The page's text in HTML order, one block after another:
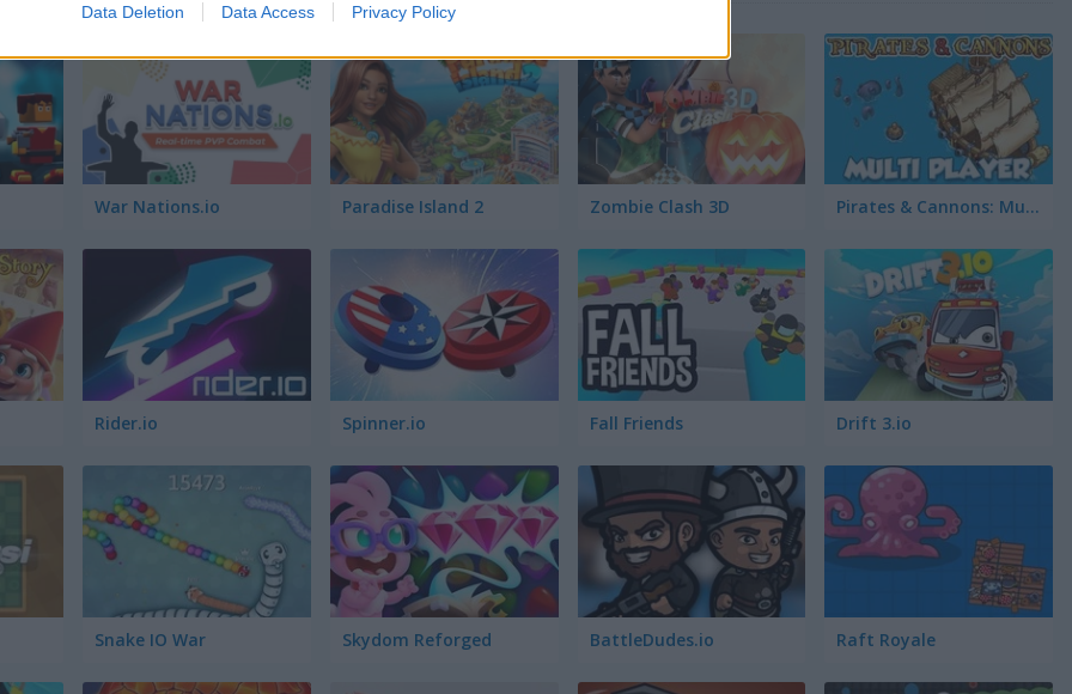
Data Deletion Data Access Privacy Policy
War Nations.io Paradise Island 2 Zombie Clash 3D Pirates & Cannons: Multi Player
Rider.io Spinner.io Fall Friends Drift 3.io
Snake IO War Skydom Reforged BattleDudes.io Raft Royale